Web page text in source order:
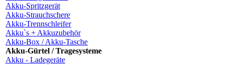
Akku-Spritzgerät
Akku-Strauchschere
Akku-Trennschleifer
Akku`s + Akkuzubehör
Akku-Box / Akku-Tasche
Akku-Gürtel / Tragesysteme
Akku - Ladegeräte